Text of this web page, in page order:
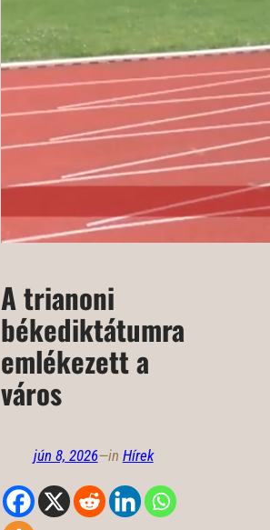
A trianoni
békediktátumra
emlékezett a
város
jún 8, 2026—in Hírek